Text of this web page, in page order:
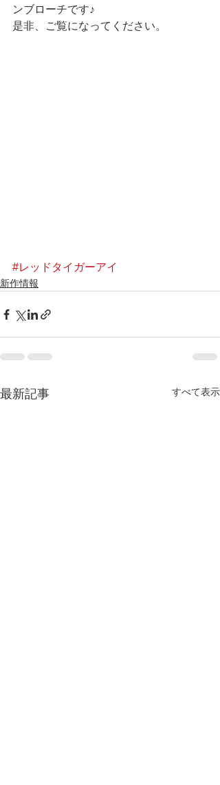
ンブローチです♪
是非、ご覧になってください。
#レッドタイガーアイ
新作情報
最新記事 すべて表示